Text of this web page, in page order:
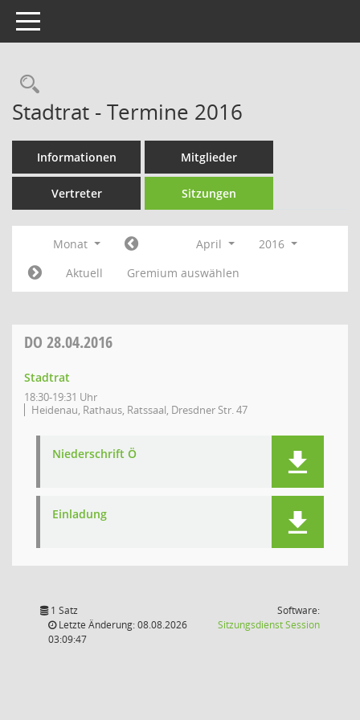
Toggle navigation
Rechercheauswahl
Stadtrat - Termine 2016
Informationen Mitglieder
Vertreter Sitzungen
Monat April
2016
Aktuell
Gremium auswählen
DO 28.04.2016
Stadtrat
18:30-19:31 Uhr
Heidenau, Rathaus, Ratssaal, Dresdner Str. 47
Niederschrift Ö
Einladung
1 Satz
Letzte Änderung: 08.08.2026
03:09:47
Software:
SitzungsdienstSession(Wird in